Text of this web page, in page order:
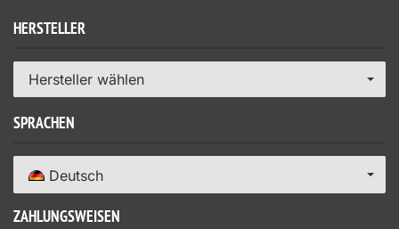
HERSTELLER
Hersteller wählen
SPRACHEN
Deutsch
ZAHLUNGSWEISEN